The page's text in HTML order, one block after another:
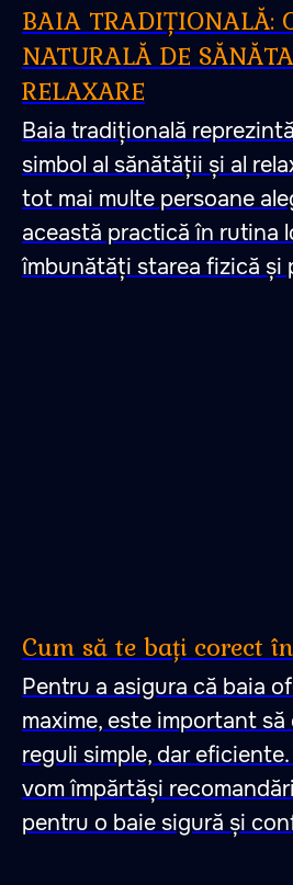
BAIA TRADIȚIONALĂ:
NATURALĂ DE
RELAXARE
Baia tradițională
simbol al sănătății și al
tot mai multe persoane
această practică în rutina
îmbunătăți starea fizică și
Cum să te bați corect
Pentru a asigura că baia
maxime, este important
reguli simple, dar
vom împărtăși
pentru o baie sigură și